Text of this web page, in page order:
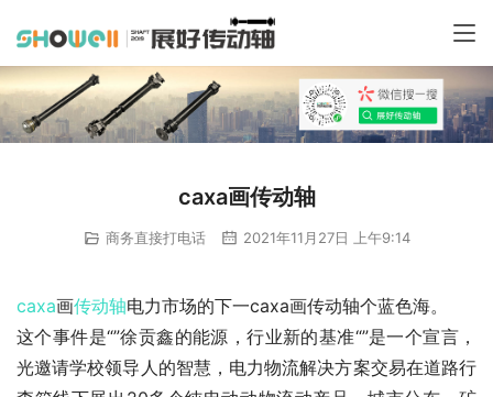
caxa画传动轴
商务直接打电话 2021年11月27日 上午9:14
caxa画传动轴电力市场的下一caxa画传动轴个蓝色海。
这个事件是“”徐贡鑫的能源，行业新的基准“”是一个宣言，
光邀请学校领导人的智慧，电力物流解决方案交易在道路行